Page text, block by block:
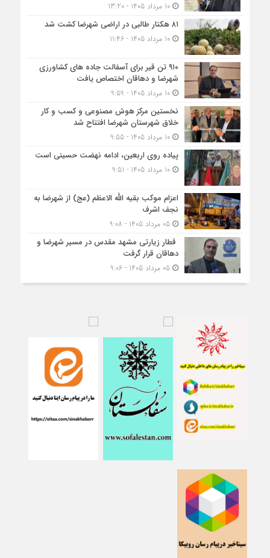
10 مرداد 1405 - 13:20
۸۱ هکتار طالبی در اراضی شهرضا کشت شد
10 مرداد 1405 - 11:46
۹۱۰ تن قیر برای آسفالت جاده های کشاورزی
شهرضا و دهاقان اختصاص یافت
10 مرداد 1405 - 9:59
نخستین مرکز هوش مصنوعی و کسب‌ و کار
خلاق شهرستان شهرضا افتتاح شد
10 مرداد 1405 - 9:55
پیاده روی اربعین، ادامه نهضت حسینی است
10 مرداد 1405 - 9:51
اعزام موکب بقیه الله الاعظم (عج) از شهرضا به
نجف اشرف
05 مرداد 1405 - 9:08
قطار زیارتی مشهد مقدس در مسیر شهرضا و
دهاقان قرار گرفت
05 مرداد 1405 - 9:06